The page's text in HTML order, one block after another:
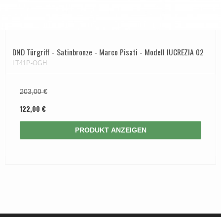
DND Türgriff - Satinbronze - Marco Pisati - Modell lUCREZIA 02
LT41P-OGH
203,00 €
122,00 €
PRODUKT ANZEIGEN